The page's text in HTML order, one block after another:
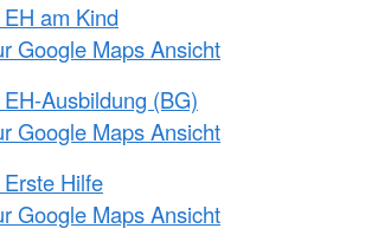
am Kind
Google Maps Ansicht
Ausbildung (BG)
Google Maps Ansicht
Hilfe
Google Maps Ansicht